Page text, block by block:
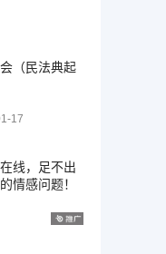
（民法典起
17
线，足不出
情感问题！